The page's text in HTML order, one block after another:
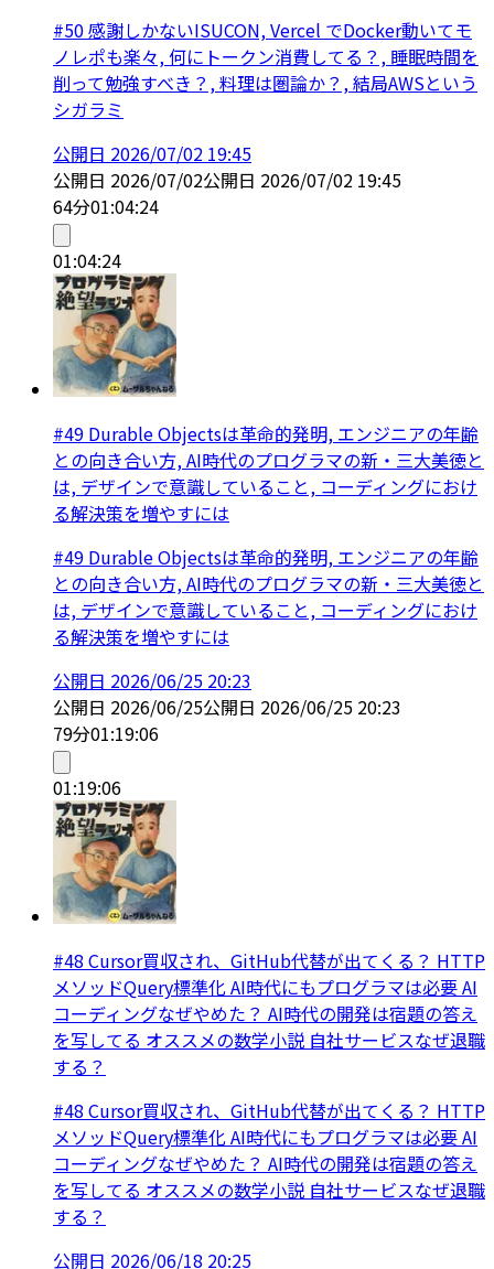
#50 感謝しかないISUCON, Vercel でDocker動いてモ
ノレポも楽々, 何にトークン消費してる？, 睡眠時間を
削って勉強すべき？, 料理は圏論か？, 結局AWSという
シガラミ
公開日 2026/07/02 19:45
公開日 2026/07/02公開日 2026/07/02 19:45
64分01:04:24
01:04:24
#49 Durable Objectsは革命的発明, エンジニアの年齢
との向き合い方, AI時代のプログラマの新・三大美徳と
は, デザインで意識していること, コーディングにおけ
る解決策を増やすには
#49 Durable Objectsは革命的発明, エンジニアの年齢
との向き合い方, AI時代のプログラマの新・三大美徳と
は, デザインで意識していること, コーディングにおけ
る解決策を増やすには
公開日 2026/06/25 20:23
公開日 2026/06/25公開日 2026/06/25 20:23
79分01:19:06
01:19:06
#48 Cursor買収され、GitHub代替が出てくる？ HTTP
メソッドQuery標準化 AI時代にもプログラマは必要 AI
コーディングなぜやめた？ AI時代の開発は宿題の答え
を写してる オススメの数学小説 自社サービスなぜ退職
する？
#48 Cursor買収され、GitHub代替が出てくる？ HTTP
メソッドQuery標準化 AI時代にもプログラマは必要 AI
コーディングなぜやめた？ AI時代の開発は宿題の答え
を写してる オススメの数学小説 自社サービスなぜ退職
する？
公開日 2026/06/18 20:25